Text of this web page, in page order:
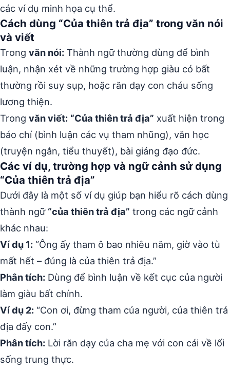
các ví dụ minh họa cụ thể.
Cách dùng “Của thiên trả địa” trong văn nói
và viết
Trong văn nói: Thành ngữ thường dùng để bình
luận, nhận xét về những trường hợp giàu có bất
thường rồi suy sụp, hoặc răn dạy con cháu sống
lương thiện.
Trong văn viết: “Của thiên trả địa” xuất hiện trong
báo chí (bình luận các vụ tham nhũng), văn học
(truyện ngắn, tiểu thuyết), bài giảng đạo đức.
Các ví dụ, trường hợp và ngữ cảnh sử dụng
“Của thiên trả địa”
Dưới đây là một số ví dụ giúp bạn hiểu rõ cách dùng
thành ngữ “của thiên trả địa” trong các ngữ cảnh
khác nhau:
Ví dụ 1: “Ông ấy tham ô bao nhiêu năm, giờ vào tù
mất hết – đúng là của thiên trả địa.”
Phân tích: Dùng để bình luận về kết cục của người
làm giàu bất chính.
Ví dụ 2: “Con ơi, đừng tham của người, của thiên trả
địa đấy con.”
Phân tích: Lời răn dạy của cha mẹ với con cái về lối
sống trung thực.